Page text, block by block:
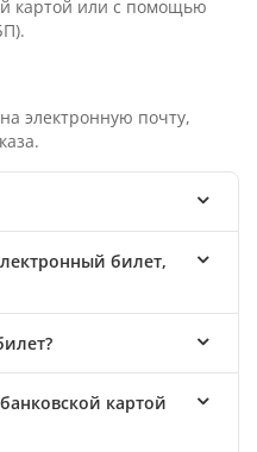
картой или с помощью
электронную почту,
билет,
картой